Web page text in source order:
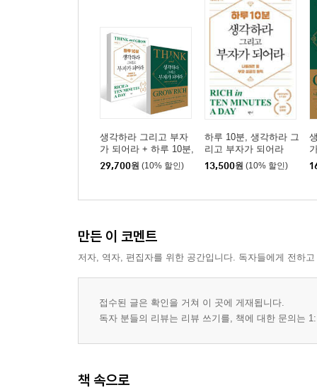
생각하라 그리고 부자
가 되어라 + 하루 10분,
생각하라 그리고 부자
가 되어라 세트
29,700원 (10% 할인)
하루 10분, 생각하라 그
리고 부자가 되어라
13,500원 (10% 할인)
만든 이 코멘트
저자, 역자, 편집자를 위한 공간입니다. 독자들에게 전하
접수된 글은 확인을 거쳐 이 곳에 게재됩니다.
독자 분들의 리뷰는 리뷰 쓰기를, 책에 대한 문의는
책 속으로